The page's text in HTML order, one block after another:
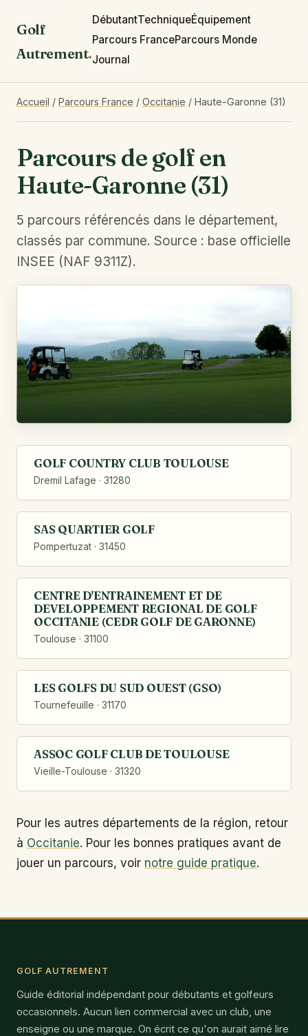
Golf
Autrement.
DébutantTechniqueÉquipement
Parcours FranceParcours Monde
Journal
Accueil / Parcours France / Occitanie / Haute-Garonne (31)
Parcours de golf en
Haute-Garonne (31)
5 parcours référencés dans le département,
classés par commune. Source : base officielle
INSEE (NAF 9311Z).
GOLF COUNTRY CLUB TOULOUSE
Dremil Lafage · 31280
SAS QUARTIER GOLF
Pompertuzat · 31450
CENTRE D'ENTRAINEMENT ET DE
DEVELOPPEMENT REGIONAL DE GOLF
OCCITANIE (CEDR GOLF DE GARONNE)
Toulouse · 31100
LES GOLFS DU SUD OUEST (GSO)
Tournefeuille · 31170
ASSOC GOLF CLUB DE TOULOUSE
Vieille-Toulouse · 31320
Pour les autres départements de la région, retour
à Occitanie. Pour les bonnes pratiques avant de
jouer un parcours, voir notre guide pratique.
GOLF AUTREMENT
Guide éditorial indépendant pour débutants et golfeurs
occasionnels. Aucun lien commercial avec un club, une
enseigne ou une marque. On écrit ce qu'on aurait aimé lire